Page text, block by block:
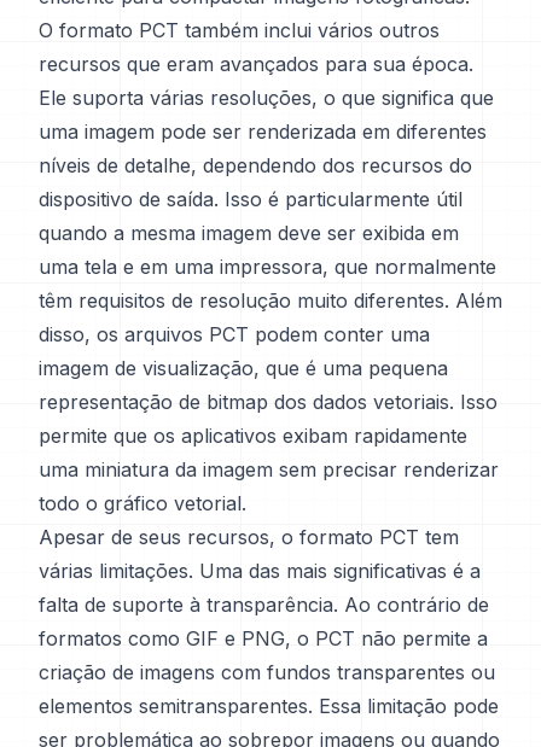
O formato PCT também inclui vários outros
recursos que eram avançados para sua época.
Ele suporta várias resoluções, o que significa que
uma imagem pode ser renderizada em diferentes
níveis de detalhe, dependendo dos recursos do
dispositivo de saída. Isso é particularmente útil
quando a mesma imagem deve ser exibida em
uma tela e em uma impressora, que normalmente
têm requisitos de resolução muito diferentes. Além
disso, os arquivos PCT podem conter uma
imagem de visualização, que é uma pequena
representação de bitmap dos dados vetoriais. Isso
permite que os aplicativos exibam rapidamente
uma miniatura da imagem sem precisar renderizar
todo o gráfico vetorial.
Apesar de seus recursos, o formato PCT tem
várias limitações. Uma das mais significativas é a
falta de suporte à transparência. Ao contrário de
formatos como GIF e PNG, o PCT não permite a
criação de imagens com fundos transparentes ou
elementos semitransparentes. Essa limitação pode
ser problemática ao sobrepor imagens ou quando